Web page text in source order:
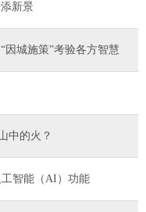
新景
因城施策”考验各方智慧
中的火？
智能（AI）功能